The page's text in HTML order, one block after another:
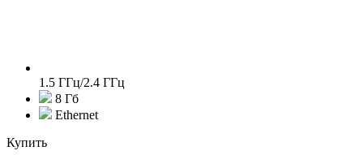
1.5 ГГц/2.4 ГГц
8 Гб
Ethernet
Купить